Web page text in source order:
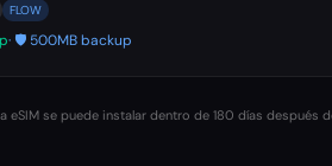
FLOW
· 🛡️ 500MB backup
eSIM se puede instalar dentro de 180 días después